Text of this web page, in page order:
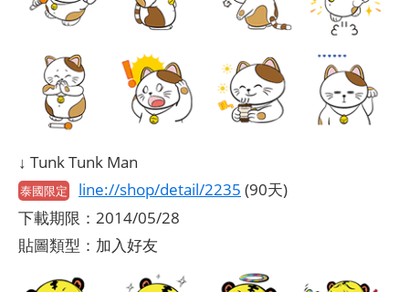
↓ Tunk Tunk Man
泰國限定 line://shop/detail/2235 (90天)
下載期限：2014/05/28
貼圖類型：加入好友